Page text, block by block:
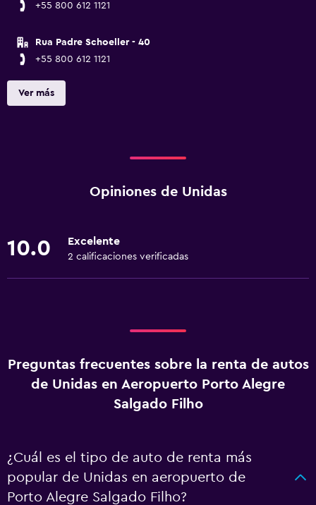
+55 800 612 1121
Rua Padre Schoeller - 40
+55 800 612 1121
Ver más
Opiniones de Unidas
10.0 Excelente
2 calificaciones verificadas
Preguntas frecuentes sobre la renta de autos
de Unidas en Aeropuerto Porto Alegre
Salgado Filho
¿Cuál es el tipo de auto de renta más
popular de Unidas en aeropuerto de
Porto Alegre Salgado Filho?